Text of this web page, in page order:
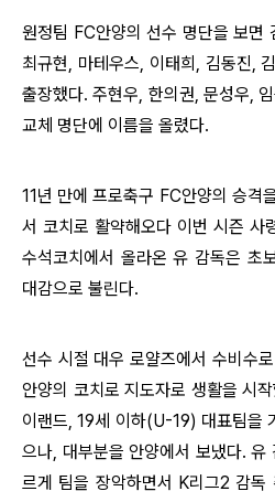
원정팀 FC안양의 선수 명단을 보면
최규현, 마테우스, 이태희, 김동진,
출장했다. 주현우, 한의권, 문성우,
교체 명단에 이름을 올렸다.
11년 만에 프로축구 FC안양의 승격
서 코치로 활약해오다 이번 시즌 사
수석코치에서 올라온 유 감독은 초
대감으로 불린다.
선수 시절 대우 로얄즈에서 수비수
안양의 코치로 지도자로 생활을 시
이랜드, 19세 이하(U-19) 대표팀을
으나, 대부분을 안양에서 보냈다. 유
르게 팀을 장악하면서 K리그2 감독